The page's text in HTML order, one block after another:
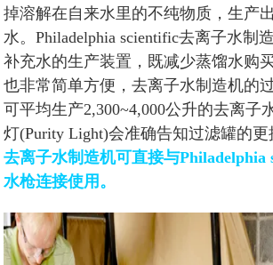
掉溶解在自来水里的不纯物质，生产
水。Philadelphia scientific去离子水制
补充水的生产装置，既减少蒸馏水购
也非常简单方便，去离子水制造机的
可平均生产2,300~4,000公升的去离子
灯(Purity Light)会准确告知过滤罐的更
去离子水制造机可直接与Philadelphia
水枪连接使用。